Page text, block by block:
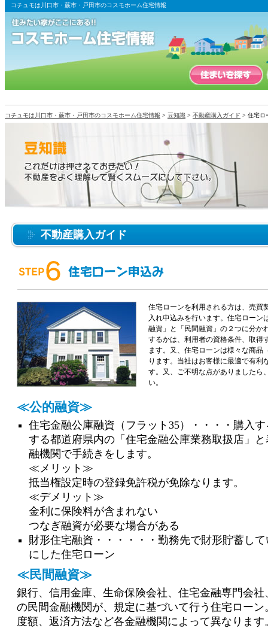
コチュモは川口市・蕨市・戸田市のコスモホーム住宅情報
コチュモは川口市・蕨市・戸田市のコスモホーム住宅情報 > 豆知識 > 不動産購入ガイド > 住宅ロ
不動産購入ガイド
住宅ローンを利用される方は、売買
入れ申込みを行います。住宅ローン
融資」と「民間融資」の２つに分か
するかは、利用者の資格条件、取得
ます。又、住宅ローンは様々な商品
ります。当社はお客様に最適で有利
す。又、ご不明な点がありましたら
い。
≪公的融資≫
住宅金融公庫融資（フラット35）・・・・購入
する都道府県内の「住宅金融公庫業務取扱店」
融機関で手続きをします。
≪メリット≫
抵当権設定時の登録免許税が免除なります。
≪デメリット≫
金利に保険料が含まれない
つなぎ融資が必要な場合がある
財形住宅融資・・・・・・勤務先で財形貯蓄し
にした住宅ローン
≪民間融資≫
銀行、信用金庫、生命保険会社、住宅金融専門会
の民間金融機関が、規定に基づいて行う住宅ロー
度額、返済方法など各金融機関によって異なりま